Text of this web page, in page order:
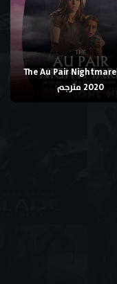
فيلم The Au Pair Nightmare
2020 مترجم